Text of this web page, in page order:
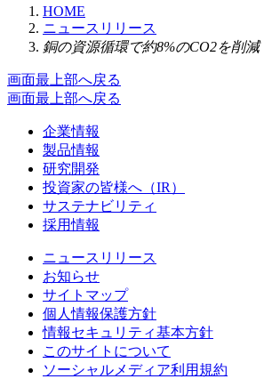
HOME
ニュースリリース
銅の資源循環で約8%のCO2を削減
画面最上部へ戻る
画面最上部へ戻る
企業情報
製品情報
研究開発
投資家の皆様へ（IR）
サステナビリティ
採用情報
ニュースリリース
お知らせ
サイトマップ
個人情報保護方針
情報セキュリティ基本方針
このサイトについて
ソーシャルメディア利用規約